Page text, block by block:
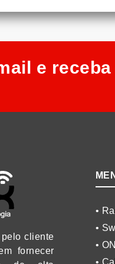
e
cliente
fornecer
•
•
•
•